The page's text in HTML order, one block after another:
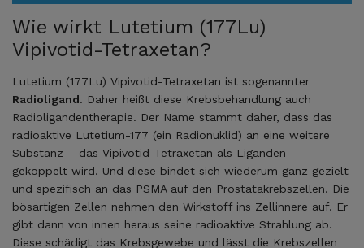
Wie wirkt Lutetium (177Lu)
Vipivotid-Tetraxetan?
Lutetium (177Lu) Vipivotid-Tetraxetan ist sogenannter
Radioligand. Daher heißt diese Krebsbehandlung auch
Radioligandentherapie. Der Name stammt daher, dass das
radioaktive Lutetium-177 (ein Radionuklid) an eine weitere
Substanz – das Vipivotid-Tetraxetan als Liganden –
gekoppelt wird. Und diese bindet sich wiederum ganz gezielt
und spezifisch an das PSMA auf den Prostatakrebszellen. Die
bösartigen Zellen nehmen den Wirkstoff ins Zellinnere auf. Er
gibt dann von innen heraus seine radioaktive Strahlung ab.
Diese schädigt das Krebsgewebe und lässt die Krebszellen